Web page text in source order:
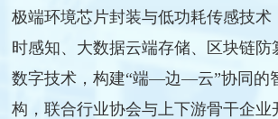
极端环境芯片封装与低功耗传感技术
时感知、大数据云端存储、区块链防
数字技术，构建“端—边—云”协同的
构，联合行业协会与上下游骨干企业